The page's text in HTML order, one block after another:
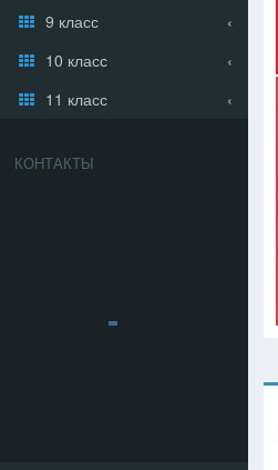
9 класс
10 класс
11 класс
КОНТАКТЫ